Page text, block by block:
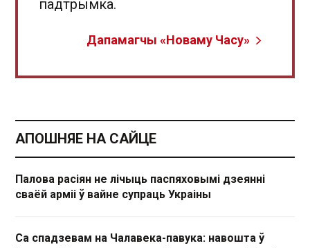
падтрымка.
Дапамагчы «Новаму Часу»
АПОШНЯЕ НА САЙЦЕ
Палова расіян не лічыць паспяховымі дзеянні
сваёй арміі ў вайне супраць Украіны
Са спадзевам на Чалавека-павука: навошта ў